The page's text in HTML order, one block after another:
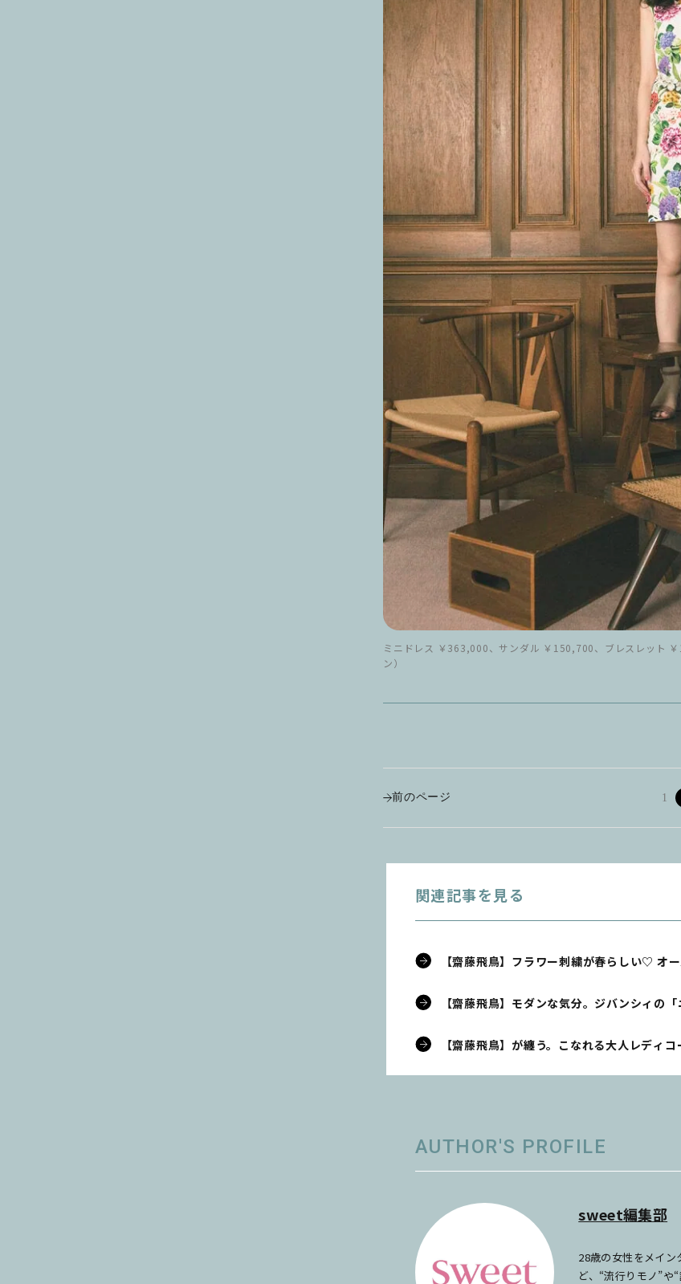
ミニドレス ￥363,000、サンダル ￥150,700、ブレスレット
ン）
前のページ 1
関連記事を見る
【齋藤飛鳥】フラワー刺繍が春らしい♡ オ
【齋藤飛鳥】モダンな気分。ジバンシィの
【齋藤飛鳥】が纏う。こなれる大人レディコ
AUTHOR'S PROFILE
sweet編集部
28歳の女性をメイ
ど、“流行りモノ”や